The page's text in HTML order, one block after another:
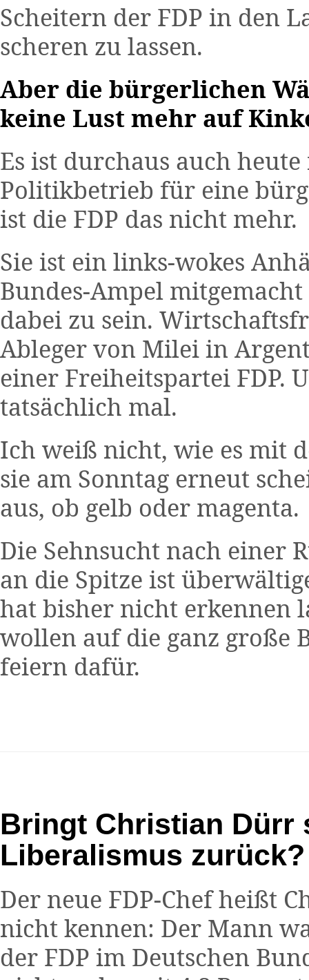
Scheitern der FDP in den
scheren zu lassen.
Aber die bürgerlichen
keine Lust mehr auf
Es ist durchaus auch
Politikbetrieb für eine
ist die FDP das nicht mehr.
Sie ist ein links-wokes
Bundes-Ampel
dabei zu sein.
Ableger von Milei in
einer Freiheitspartei FDP.
tatsächlich mal.
Ich weiß nicht, wie es mit
sie am Sonntag erneut
aus, ob gelb oder magenta.
Die Sehnsucht nach einer
an die Spitze ist
hat bisher nicht erkennen
wollen auf die ganz große
feiern dafür.
Bringt Christian Dürr
Liberalismus zurück?
Der neue FDP-Chef heißt
nicht kennen: Der Mann
der FDP im Deutschen